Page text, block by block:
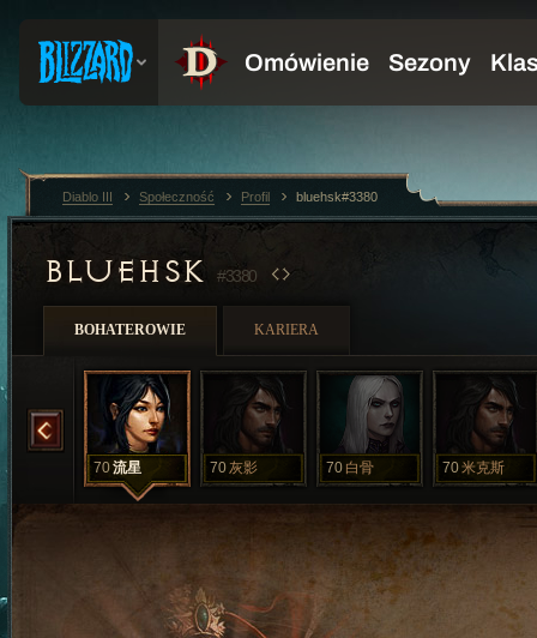
BLUEHSK #3380
BOHATEROWIE KARIERA
神 70流星 70灰影 70 白骨 70米克斯
Diablo III Społeczność Profil bluehsk#3380